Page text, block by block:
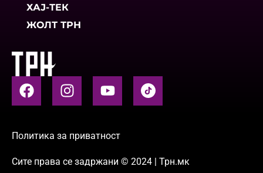
ХАЈ-ТЕК
ЖОЛТ ТРН
Политика за приватност
Сите права се задржани © 2024 | Трн.мк